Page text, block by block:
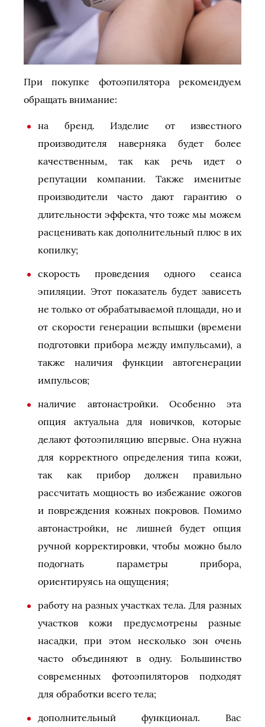
При покупке фотоэпилятора рекомендуем
обращать внимание:
на бренд. Изделие от известного
производителя наверняка будет более
качественным, так как речь идет о
репутации компании. Также именитые
производители часто дают гарантию о
длительности эффекта, что тоже мы можем
расценивать как дополнительный плюс в их
копилку;
скорость проведения одного сеанса
эпиляции. Этот показатель будет зависеть
не только от обрабатываемой площади, но и
от скорости генерации вспышки (времени
подготовки прибора между импульсами), а
также наличия функции автогенерации
импульсов;
наличие автонастройки. Особенно эта
опция актуальна для новичков, которые
делают фотоэпиляцию впервые. Она нужна
для корректного определения типа кожи,
так как прибор должен правильно
рассчитать мощность во избежание ожогов
и повреждения кожных покровов. Помимо
автонастройки, не лишней будет опция
ручной корректировки, чтобы можно было
подогнать параметры прибора,
ориентируясь на ощущения;
работу на разных участках тела. Для разных
участков кожи предусмотрены разные
насадки, при этом несколько зон очень
часто объединяют в одну. Большинство
современных фотоэпиляторов подходят
для обработки всего тела;
дополнительный функционал. Вас